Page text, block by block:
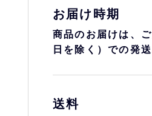
キーホルダー
オリ姫におすすめ
お届け時期
商品のお届けは、
日を除く）での発
送料